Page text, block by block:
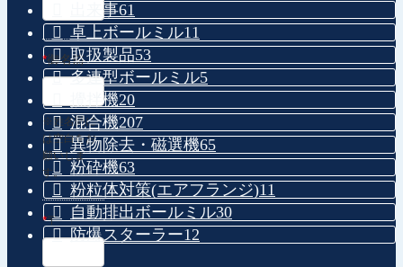
*御名前
※姓名間に
は空白をお
願いしま
す。
*〒
出来事61
卓上ボールミル11
取扱製品53
多連型ボールミル5
攪拌機20
混合機207
異物除去・磁選機65
粉砕機63
粉粒体対策(エアフランジ)11
自動排出ボールミル30
防爆スターラー12